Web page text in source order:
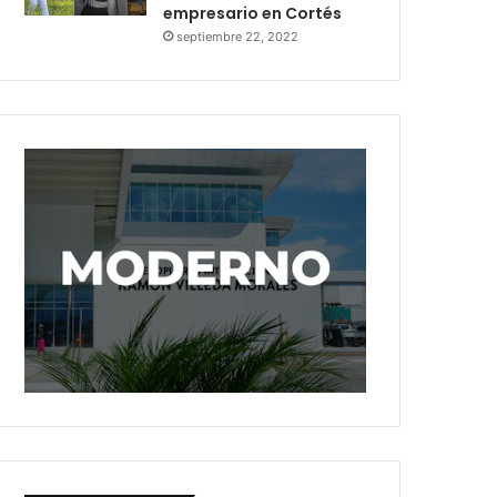
empresario en Cortés
septiembre 22, 2022